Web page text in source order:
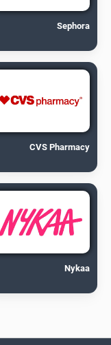
Sephora
CVS Pharmacy
Nykaa